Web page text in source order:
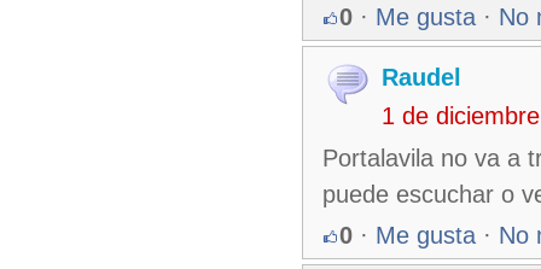
0 · Me gusta · No
Raudel
1 de
Portalavila no va a
puede escuchar o
0 · Me gusta · No